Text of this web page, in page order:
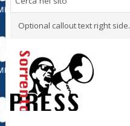
Optional callout text right side.